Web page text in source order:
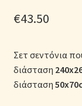
Όροι Χρήσης
€43.50
Σετ σεντόνια
διάσταση
διάσταση